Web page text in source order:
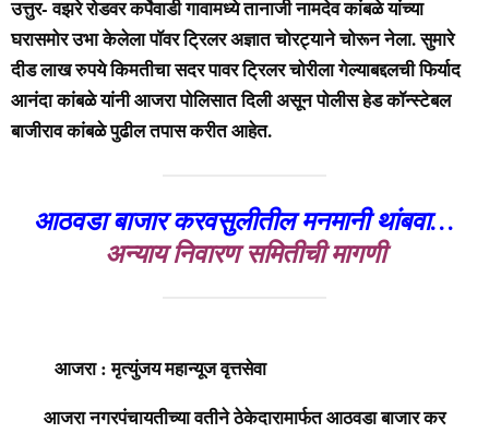
उत्तुर- वझरे रोडवर कर्पेवाडी गावामध्ये तानाजी नामदेव कांबळे यांच्या
घरासमोर उभा केलेला पॉवर ट्रिलर अज्ञात चोरट्याने चोरून नेला. सुमारे
दीड लाख रुपये किमतीचा सदर पावर ट्रिलर चोरीला गेल्याबद्दलची फिर्याद
आनंदा कांबळे यांनी आजरा पोलिसात दिली असून पोलीस हेड कॉन्स्टेबल
बाजीराव कांबळे पुढील तपास करीत आहेत.
आठवडा बाजार करवसुलीतील मनमानी थांबवा…
अन्याय निवारण समितीची मागणी
आजरा : मृत्युंजय महान्यूज वृत्तसेवा
आजरा नगरपंचायतीच्या वतीने ठेकेदारामार्फत आठवडा बाजार कर